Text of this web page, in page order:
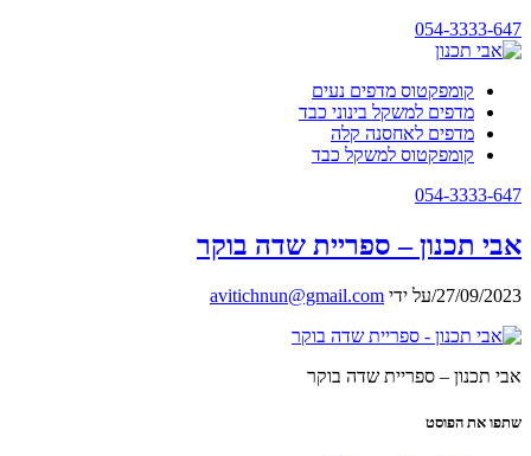
054-3333-647
קומפקטוס מדפים נעים
מדפים למשקל בינוני כבד
מדפים לאחסנה קלה
קומפקטוס למשקל כבד
054-3333-647
אבי תכנון – ספריית שדה בוקר
27/09/2023
/על ידי avitichnun@gmail.com
אבי תכנון – ספריית שדה בוקר
שתפו את הפוסט